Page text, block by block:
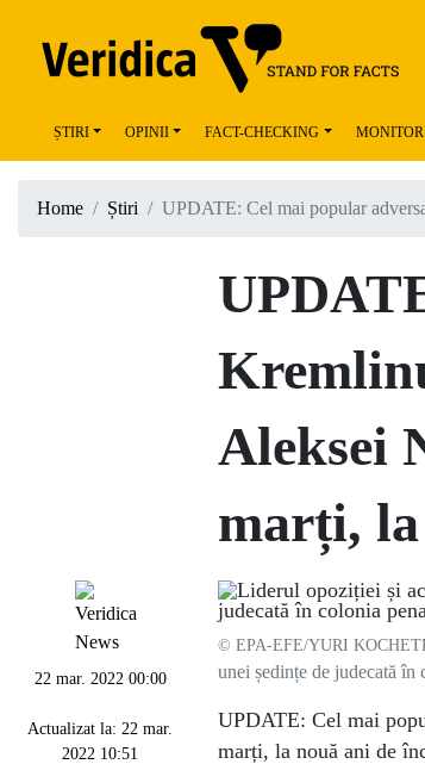
ȘTIRI OPINII FACT-CHECKING
Home Știri UPDATE: Cel mai popular
Aleksei
marți, la
© EPA-EFE/YURI
unei ședințe de judecată
UPDATE: Cel mai
marți, la nouă ani de
22 mar. 2022 00:00
Actualizat la: 22 mar.
2022 10:51